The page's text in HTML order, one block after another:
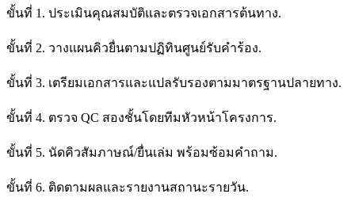
ขั้นที่ 1. ประเมินคุณสมบัติและตรวจเอกสารต้นทาง.
ขั้นที่ 2. วางแผนคิวยื่นตามปฏิทินศูนย์รับคำร้อง.
ขั้นที่ 3. เตรียมเอกสารและแปลรับรองตามมาตรฐานปลายทาง.
ขั้นที่ 4. ตรวจ QC สองชั้นโดยทีมหัวหน้าโครงการ.
ขั้นที่ 5. นัดคิวสัมภาษณ์/ยื่นเล่ม พร้อมซ้อมคำถาม.
ขั้นที่ 6. ติดตามผลและรายงานสถานะรายวัน.